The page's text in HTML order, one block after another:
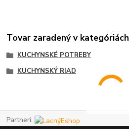
Tovar zaradený v kategóriách
KUCHYNSKÉ POTREBY
KUCHYNSKÝ RIAD
Partneri: